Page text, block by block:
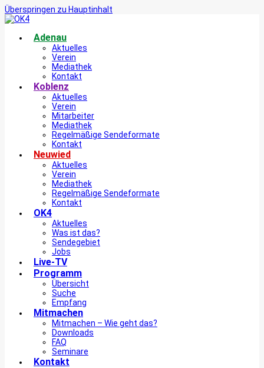
Überspringen zu Hauptinhalt
Adenau
Aktuelles
Verein
Mediathek
Kontakt
Koblenz
Aktuelles
Verein
Mitarbeiter
Mediathek
Regelmäßige Sendeformate
Kontakt
Neuwied
Aktuelles
Verein
Mediathek
Regelmäßige Sendeformate
Kontakt
OK4
Aktuelles
Was ist das?
Sendegebiet
Jobs
Live-TV
Programm
Übersicht
Suche
Empfang
Mitmachen
Mitmachen – Wie geht das?
Downloads
FAQ
Seminare
Kontakt